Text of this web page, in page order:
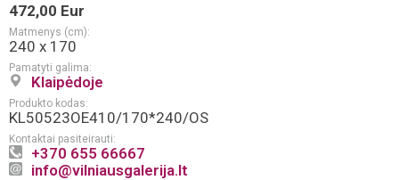
472,00 Eur
Matmenys (cm):
240 x 170
Pamatyti galima:
Klaipėdoje
Produkto kodas:
KL50523OE410/170*240/OS
Kontaktai pasiteirauti:
+370 655 66667
info@vilniausgalerija.lt